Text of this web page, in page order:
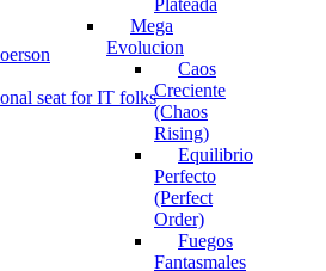
Mega
Evolucion
Caos
Creciente
(Chaos
Rising)
Equilibrio
Perfecto
(Perfect
Order)
Fuegos
Fantasmales
seat for IT folks